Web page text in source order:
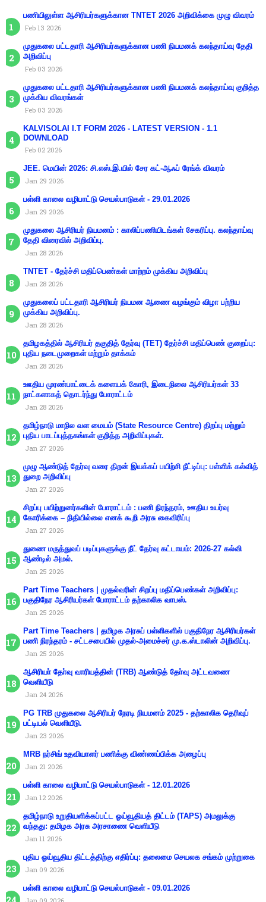
பணியிலுள்ள ஆசிரியர்களுக்கான TNTET 2026 அறிவிக்கை முழு விவரம்
Feb 13 2026
முதுகலை பட்டதாரி ஆசிரியர்களுக்கான பணி நியமனக் கலந்தாய்வு தேதி
அறிவிப்பு
Feb 03 2026
முதுகலை பட்டதாரி ஆசிரியர்களுக்கான பணி நியமனக் கலந்தாய்வு குறித்த
முக்கிய விவரங்கள்
Feb 03 2026
KALVISOLAI I.T FORM 2026 - LATEST VERSION - 1.1
DOWNLOAD
Feb 02 2026
JEE. மெயின் 2026: சி.எஸ்.இ.யில் சேர கட்-ஆஃப் ரேங்க் விவரம்
Jan 29 2026
பள்ளி காலை வழிபாட்டு செயல்பாடுகள் - 29.01.2026
Jan 29 2026
முதுகலை ஆசிரியர் நியமனம் : காலிப்பணியிடங்கள் சேகரிப்பு. கலந்தாய்வு
தேதி விரைவில் அறிவிப்பு.
Jan 28 2026
TNTET - தேர்ச்சி மதிப்பெண்கள் மாற்றம் முக்கிய அறிவிப்பு
Jan 28 2026
முதுகலைப் பட்டதாரி ஆசிரியர் நியமன ஆணை வழங்கும் விழா பற்றிய
முக்கிய அறிவிப்பு.
Jan 28 2026
தமிழகத்தில் ஆசிரியர் தகுதித் தேர்வு (TET) தேர்ச்சி மதிப்பெண் குறைப்பு:
புதிய நடைமுறைகள் மற்றும் தாக்கம்
Jan 28 2026
ஊதிய முரண்பாட்டைக் களையக் கோரி, இடைநிலை ஆசிரியர்கள் 33
நாட்களாகத் தொடர்ந்து போராட்டம்
Jan 28 2026
தமிழ்நாடு மாநில வள மையம் (State Resource Centre) திறப்பு மற்றும்
புதிய பாடப்புத்தகங்கள் குறித்த அறிவிப்புகள்.
Jan 27 2026
முழு ஆண்டுத் தேர்வு வரை திறன் இயக்கப் பயிற்சி நீட்டிப்பு: பள்ளிக் கல்வித்
துறை அறிவிப்பு
Jan 27 2026
சிறப்பு பயிற்றுனர்களின் போராட்டம் : பணி நிரந்தரம், ஊதிய உயர்வு
கோரிக்கை – நிதியில்லை எனக் கூறி அரசு கைவிரிப்பு
Jan 27 2026
துணை மருத்துவப் படிப்புகளுக்கு நீட் தேர்வு கட்டாயம்: 2026-27 கல்வி
ஆண்டில் அமல்.
Jan 25 2026
Part Time Teachers | முதல்வரின் சிறப்பு மதிப்பெண்கள் அறிவிப்பு:
பகுதிநேர ஆசிரியர்கள் போராட்டம் தற்காலிக வாபஸ்.
Jan 25 2026
Part Time Teachers | தமிழக அரசுப் பள்ளிகளில் பகுதிநேர ஆசிரியர்கள்
பணி நிரந்தரம் - சட்டசபையில் முதல்-அமைச்சர் மு.க.ஸ்டாலின் அறிவிப்பு.
Jan 25 2026
ஆசிரியா் தோ்வு வாரியத்தின் (TRB) ஆண்டுத் தோ்வு அட்டவணை
வெளியீடு
Jan 24 2026
PG TRB முதுகலை ஆசிரியர் நேரடி நியமனம் 2025 - தற்காலிக தெரிவுப்
பட்டியல் வெளியீடு.
Jan 23 2026
MRB நர்சிங் உதவியாளர் பணிக்கு விண்ணப்பிக்க அழைப்பு
Jan 21 2026
பள்ளி காலை வழிபாட்டு செயல்பாடுகள் - 12.01.2026
Jan 12 2026
தமிழ்நாடு உறுதியளிக்கப்பட்ட ஓய்வூதியத் திட்டம் (TAPS) அமலுக்கு
வந்தது: தமிழக அரசு அரசாணை வெளியீடு
Jan 11 2026
புதிய ஓய்வூதிய திட்டத்திற்கு எதிர்ப்பு: தலைமை செயலக சங்கம் முற்றுகை
Jan 09 2026
பள்ளி காலை வழிபாட்டு செயல்பாடுகள் - 09.01.2026